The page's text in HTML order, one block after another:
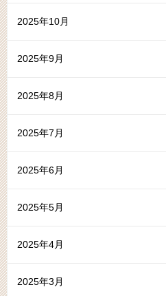
2025年10月
2025年9月
2025年8月
2025年7月
2025年6月
2025年5月
2025年4月
2025年3月